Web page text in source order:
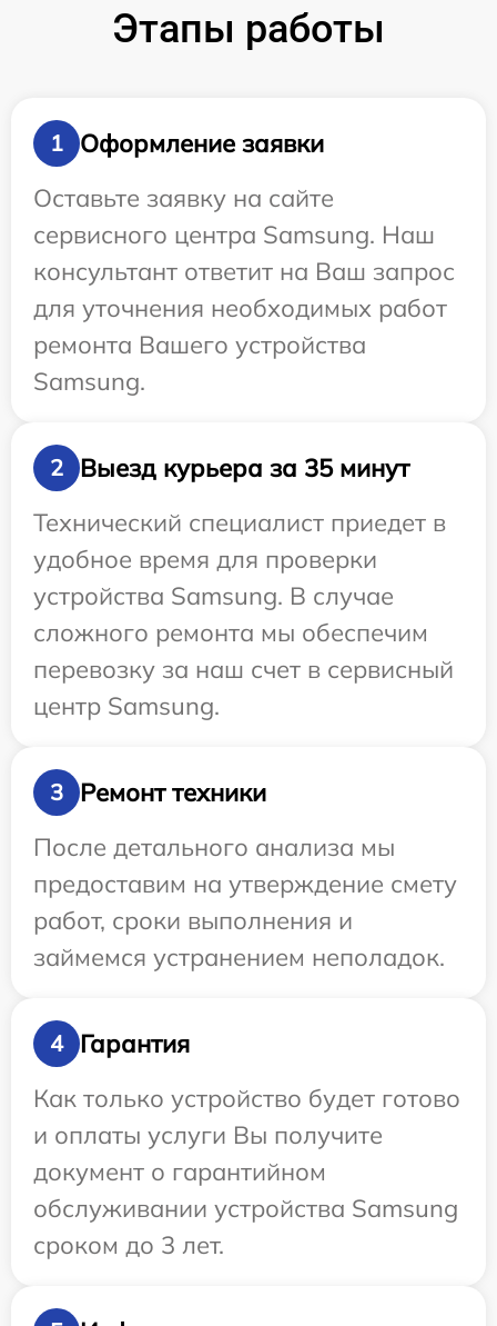
Этапы работы
1
Оформление заявки
Оставьте заявку на сайте
сервисного центра Samsung. Наш
консультант ответит на Ваш запрос
для уточнения необходимых работ
ремонта Вашего устройства
Samsung.
2
Выезд курьера за 35 минут
Технический специалист приедет в
удобное время для проверки
устройства Samsung. В случае
сложного ремонта мы обеспечим
перевозку за наш счет в сервисный
центр Samsung.
3
Ремонт техники
После детального анализа мы
предоставим на утверждение смету
работ, сроки выполнения и
займемся устранением неполадок.
4
Гарантия
Как только устройство будет готово
и оплаты услуги Вы получите
документ о гарантийном
обслуживании устройства Samsung
сроком до 3 лет.